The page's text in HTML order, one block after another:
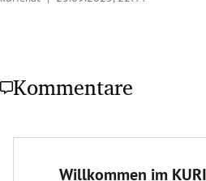
Kommentare